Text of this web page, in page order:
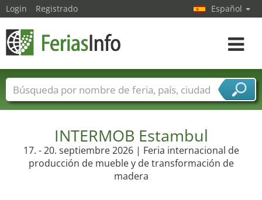
INTERMOB Estambul
17. - 20. septiembre 2026 | Feria internacional de
producción de mueble y de transformación de
madera
Login Registrado Español
toggle
Nombres de ferias Países
Ciudades
Sectores de proveedor de servicios